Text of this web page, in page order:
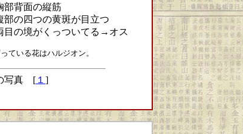
部背面の縦筋
部の四つの黄斑が目立つ
目の境がくっついてる→オス
ている花はハルジオン。
写真 [ １ ]